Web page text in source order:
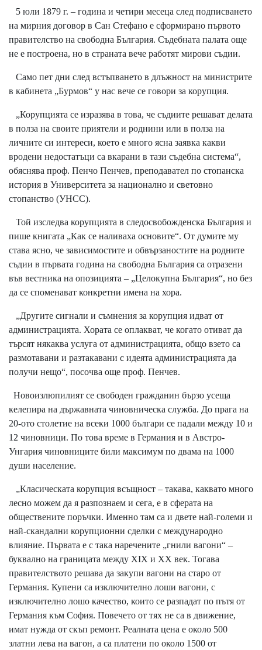
5 юли 1879 г. – година и четири месеца след подписването
на мирния договор в Сан Стефано е сформирано първото
правителство на свободна България. Съдебната палата още
не е построена, но в страната вече работят мирови съдии.
Само пет дни след встъпването в длъжност на министрите
в кабинета „Бурмов“ у нас вече се говори за корупция.
„Корупцията се изразява в това, че съдиите решават делата
в полза на своите приятели и роднини или в полза на
личните си интереси, което е много ясна заявка какви
вродени недостатъци са вкарани в тази съдебна система“,
обяснява проф. Пенчо Пенчев, преподавател по стопанска
история в Университета за национално и световно
стопанство (УНСС).
Той изследва корупцията в следосвобожденска България и
пише книгата „Как се наливаха основите“. От думите му
става ясно, че зависимостите и обвързаностите на родните
съдии в първата година на свободна България са отразени
във вестника на опозицията – „Целокупна България“, но без
да се споменават конкретни имена на хора.
„Другите сигнали и съмнения за корупция идват от
администрацията. Хората се оплакват, че когато отиват да
търсят някаква услуга от администрацията, общо взето са
размотавани и разтакавани с идеята администрацията да
получи нещо“, посочва още проф. Пенчев.
Новоизлюпилият се свободен гражданин бързо усеща
келепира на държавната чиновническа служба. До прага на
20-ото столетие на всеки 1000 българи се падали между 10 и
12 чиновници. По това време в Германия и в Австро-
Унгария чиновниците били максимум по двама на 1000
души население.
„Класическата корупция всъщност – такава, каквато много
лесно можем да я разпознаем и сега, е в сферата на
обществените поръчки. Именно там са и двете най-големи и
най-скандални корупционни сделки с международно
влияние. Първата е с така наречените „гнили вагони“ –
буквално на границата между XIX и XX век. Тогава
правителството решава да закупи вагони на старо от
Германия. Купени са изключително лоши вагони, с
изключително лошо качество, които се разпадат по пътя от
Германия към София. Повечето от тях не са в движение,
имат нужда от скъп ремонт. Реалната цена е около 500
златни лева на вагон, а са платени по около 1500 от